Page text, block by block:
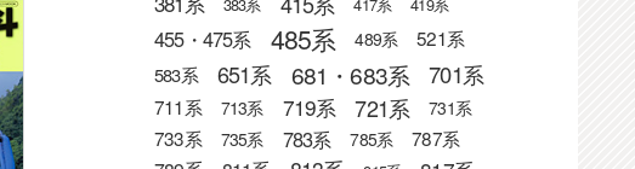
455・475系 485系 489系 521系
583系 651系 681・683系 701系
711系 713系 719系 721系 731系
733系 735系 783系 785系 787系